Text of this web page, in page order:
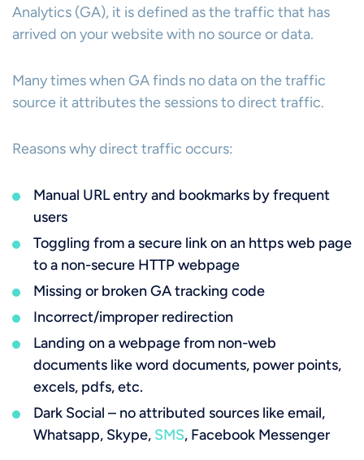
Analytics (GA), it is defined as the traffic that has
arrived on your website with no source or data.
Many times when GA finds no data on the traffic
source it attributes the sessions to direct traffic.
Reasons why direct traffic occurs:
Manual URL entry and bookmarks by frequent
users
Toggling from a secure link on an https web page
to a non-secure HTTP webpage
Missing or broken GA tracking code
Incorrect/improper redirection
Landing on a webpage from non-web
documents like word documents, power points,
excels, pdfs, etc.
Dark Social – no attributed sources like email,
Whatsapp, Skype, SMS, Facebook Messenger